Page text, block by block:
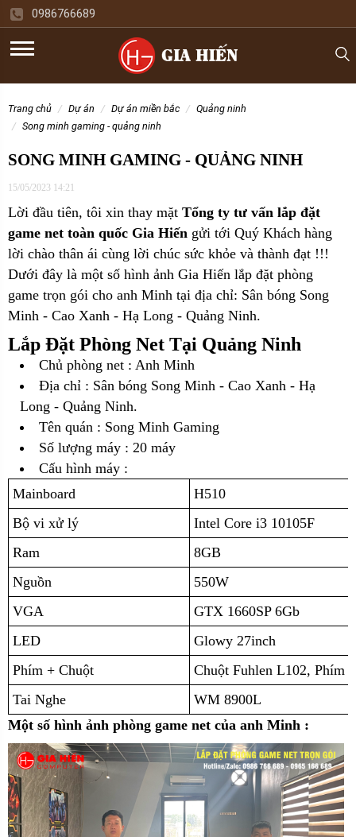
0986766689
trang chủ dự án dự án miền bắc
quảng ninh
song minh gaming - quảng ninh
SONG MINH GAMING - QUẢNG NINH
15/05/2023 14:21
Lời đầu tiên, tôi xin thay mặt Tổng ty tư vấn lắp đặt
game net toàn quốc Gia Hiến gửi tới Quý Khách hàng
lời chào thân ái cùng lời chúc sức khỏe và thành đạt !!!
Dưới đây là một số hình ảnh Gia Hiến lắp đặt phòng
game trọn gói cho anh Minh tại địa chỉ: Sân bóng Song
Minh - Cao Xanh - Hạ Long - Quảng Ninh.
Lắp Đặt Phòng Net Tại Quảng Ninh
Chủ phòng net : Anh Minh
Địa chỉ : Sân bóng Song Minh - Cao Xanh - Hạ
Long - Quảng Ninh.
Tên quán : Song Minh Gaming
Số lượng máy : 20 máy
Cấu hình máy :
Mainboard
H510
Bộ vi xử lý
Intel Core i3 10105F
Ram
8GB
Nguồn
550W
VGA
GTX 1660SP 6Gb
LED
Glowy 27inch
Phím + Chuột
Chuột Fuhlen L102, Phím
Tai Nghe
WM 8900L
Một số hình ảnh phòng game net của anh Minh :